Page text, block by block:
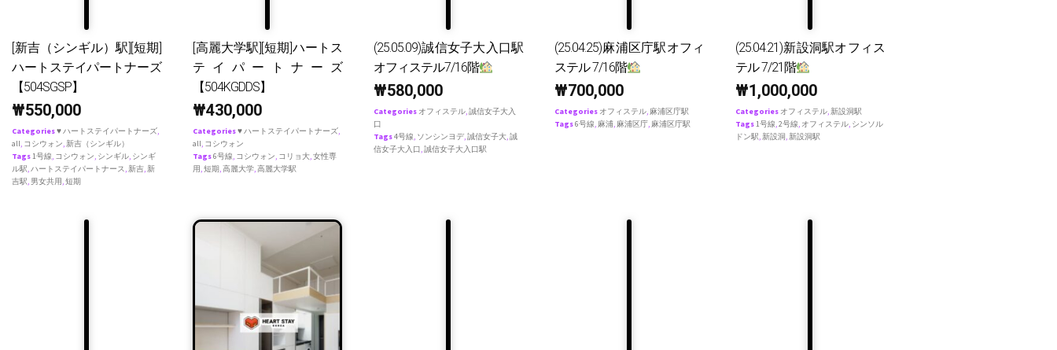
[新吉（シンギル）駅][短期]
ハートステイパートナーズ
【504SGSP】
₩550,000
Categories♥ ハートステイパートナーズ,
all, コシウォン,新吉（シンギル）
Tags1号線, コシウォン, シンギル, シンギ
ル駅,ハートステイパートナース,新吉,新
吉駅, 男女共用,短期
[高麗大学駅][短期]ハートス
テイパートナーズ
【504KGDDS】
₩430,000
Categories♥ ハートステイパートナーズ,
all, コシウォン
Tags6号線, コシウォン, コリョ大,女性専
用,短期,高麗大学,高麗大学駅
(25.05.09)誠信女子大入口駅
オフィステル7/16階
₩580,000
Categories オフィステル,誠信女子大入
口
Tags4号線, ソンシンヨデ,誠信女子大,誠
信女子大入口,誠信女子大入口駅
(25.04.25)麻浦区庁駅オフィ
ステル 7/16階
₩700,000
Categories オフィステル, 麻浦区庁駅
Tags6号線, 麻浦, 麻浦区庁, 麻浦区庁駅
(25.04.21)新設洞駅オフィス
テル 7/21階
₩1,000,000
Categories オフィステル,新設洞駅
Tags1号線,2号線, オフィステル, シンソル
ドン駅,新設洞,新設洞駅